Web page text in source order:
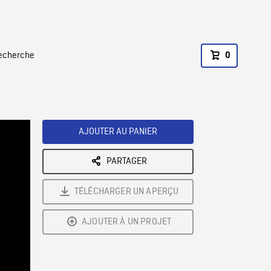
0
AJOUTER AU PANIER
PARTAGER
TÉLÉCHARGER UN APERÇU
AJOUTER À UN PROJET